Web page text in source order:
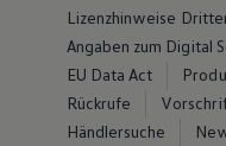
Lizenzhinweise
Angaben zum Digital
EU Data Act
Rückrufe
Händlersuche